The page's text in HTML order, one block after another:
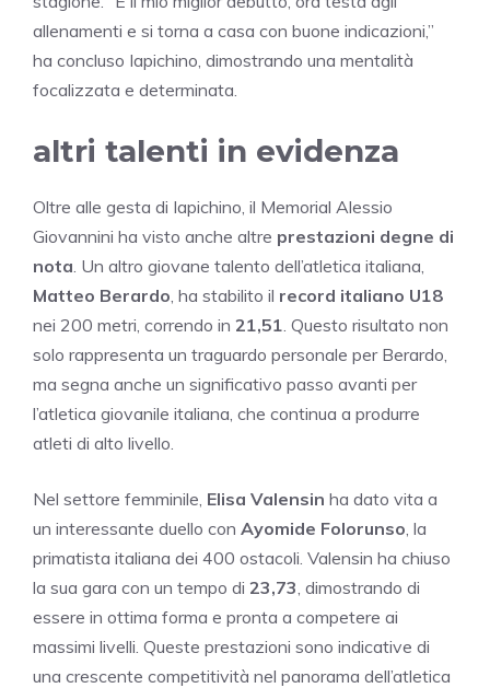
allenamenti e si torna a casa con buone indicazioni,”
ha concluso Iapichino, dimostrando una mentalità
focalizzata e determinata.
altri talenti in evidenza
Oltre alle gesta di Iapichino, il Memorial Alessio
Giovannini ha visto anche altre prestazioni degne di
nota . Un altro giovane talento dell’atletica italiana,
Matteo Berardo , ha stabilito il record italiano U18
nei 200 metri, correndo in 21,51 . Questo risultato non
solo rappresenta un traguardo personale per Berardo,
ma segna anche un significativo passo avanti per
l’atletica giovanile italiana, che continua a produrre
atleti di alto livello.
Nel settore femminile, Elisa Valensin ha dato vita a
un interessante duello con Ayomide Folorunso , la
primatista italiana dei 400 ostacoli. Valensin ha chiuso
la sua gara con un tempo di 23,73 , dimostrando di
essere in ottima forma e pronta a competere ai
massimi livelli. Queste prestazioni sono indicative di
una crescente competitività nel panorama dell’atletica